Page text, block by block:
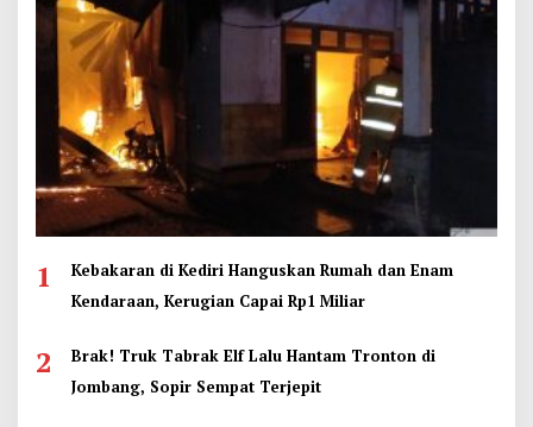
1
Kebakaran di Kediri Hanguskan Rumah dan Enam
Kendaraan, Kerugian Capai Rp1 Miliar
2
Brak! Truk Tabrak Elf Lalu Hantam Tronton di
Jombang, Sopir Sempat Terjepit